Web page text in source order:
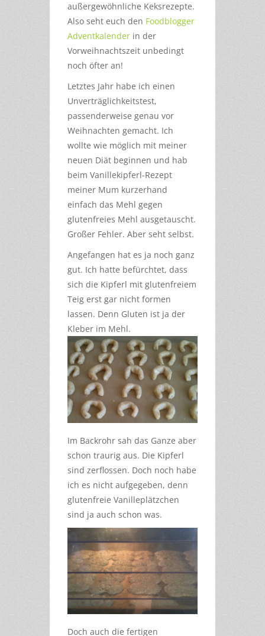
außergewöhnliche Keksrezepte.
Also seht euch den Foodblogger
Adventkalender in der
Vorweihnachtszeit unbedingt
noch öfter an!
Letztes Jahr habe ich einen
Unverträglichkeitstest,
passenderweise genau vor
Weihnachten gemacht. Ich
wollte wie möglich mit meiner
neuen Diät beginnen und hab
beim Vanillekipferl-Rezept
meiner Mum kurzerhand
einfach das Mehl gegen
glutenfreies Mehl ausgetauscht.
Großer Fehler. Aber seht selbst.
Angefangen hat es ja noch ganz
gut. Ich hatte befürchtet, dass
sich die Kipferl mit glutenfreiem
Teig erst gar nicht formen
lassen. Denn Gluten ist ja der
Kleber im Mehl.
Im Backrohr sah das Ganze aber
schon traurig aus. Die Kipferl
sind zerflossen. Doch noch habe
ich es nicht aufgegeben, denn
glutenfreie Vanilleplätzchen
sind ja auch schon was.
Doch auch die fertigen